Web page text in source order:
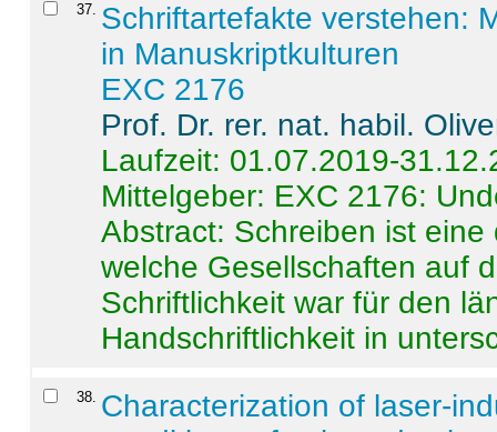
37. Schriftartefakte verstehen:
in Manuskriptkulturen
EXC 2176
Prof. Dr. rer. nat. habil.
Laufzeit: 01.07.2019-
Mittelgeber: EXC 2176:
Abstract: Schreiben ist
welche Gesellschaften auf
Schriftlichkeit war für den
Handschriftlichkeit in
38. Characterization of laser-